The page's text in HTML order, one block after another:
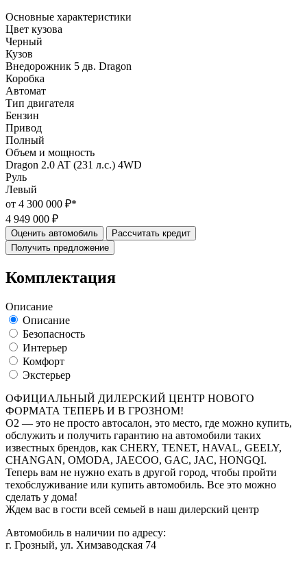
Основные характеристики
Цвет кузова
Черный
Кузов
Внедорожник 5 дв. Dragon
Коробка
Автомат
Тип двигателя
Бензин
Привод
Полный
Объем и мощность
Dragon 2.0 AT (231 л.с.) 4WD
Руль
Левый
от 4 300 000 ₽*
4 949 000 ₽
Оценить автомобиль
Рассчитать кредит
Получить предложение
Комплектация
Описание
Описание
Безопасность
Интерьер
Комфорт
Экстерьер
ОФИЦИАЛЬНЫЙ ДИЛЕРСКИЙ ЦЕНТР НОВОГО
ФОРМАТА ТЕПЕРЬ И В ГРОЗНОМ!
О2 — это не просто автосалон, это место, где можно купить,
обслужить и получить гарантию на автомобили таких
известных брендов, как CHERY, TENET, HAVAL, GEELY,
CHANGAN, OMODA, JAECOO, GAC, JAC, HONGQI.
Теперь вам не нужно ехать в другой город, чтобы пройти
техобслуживание или купить автомобиль. Все это можно
сделать у дома!
Ждем вас в гости всей семьей в наш дилерский центр
Автомобиль в наличии по адресу:
г. Грозный, ул. Химзаводская 74